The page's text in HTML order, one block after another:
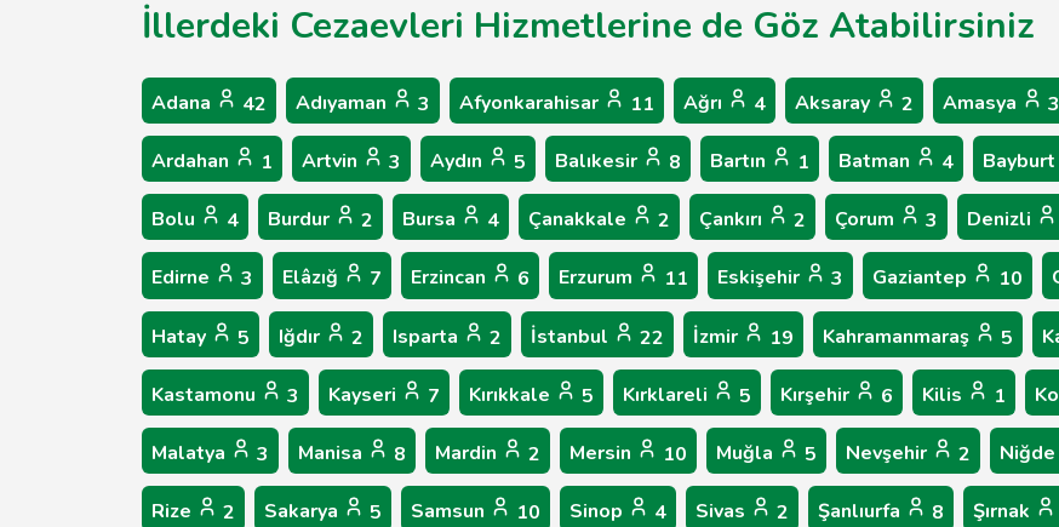
İllerdeki Cezaevleri Hizmetlerine de Göz Atabilirsiniz
Adana 42 Adıyaman 3 Afyonkarahisar 11 Ağrı 4 Aksaray 2 Amasya 3
Ardahan 1 Artvin 3 Aydın 5 Balıkesir 8 Bartın 1 Batman 4 Bayburt
Bolu 4 Burdur 2 Bursa 4 Çanakkale 2 Çankırı 2 Çorum 3 Denizli
Edirne 3 Elâzığ 7 Erzincan 6 Erzurum 11 Eskişehir 3 Gaziantep 10
Hatay 5 Iğdır 2 Isparta 2 İstanbul 22 İzmir 19 Kahramanmaraş 5
Kastamonu 3 Kayseri 7 Kırıkkale 5 Kırklareli 5 Kırşehir 6 Kilis 1
Malatya 3 Manisa 8 Mardin 2 Mersin 10 Muğla 5 Nevşehir 2 Niğde
Rize 2 Sakarya 5 Samsun 10 Sinop 4 Sivas 2 Şanlıurfa 8 Şırnak